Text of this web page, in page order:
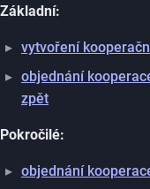
Základní:
vytvoření
objednání
zpět
Pokročilé:
objednání